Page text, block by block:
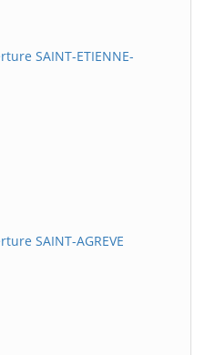
SAINT-ETIENNE-
SAINT-AGREVE